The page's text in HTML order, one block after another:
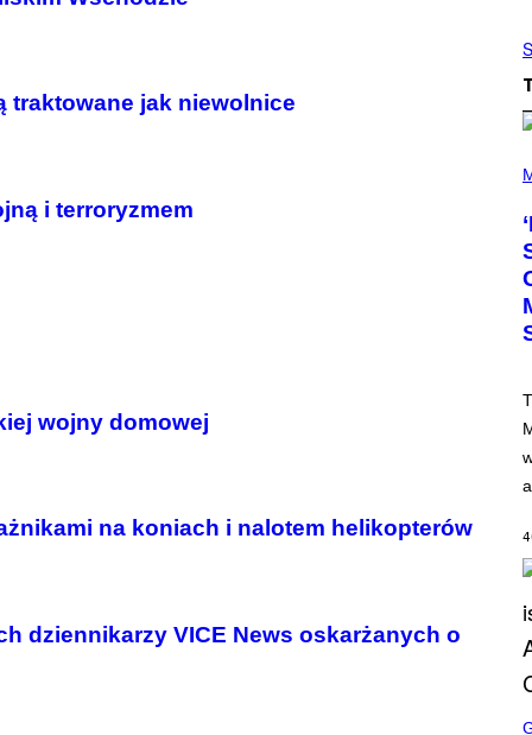
traktowane jak niewolnice
i terroryzmem
wojny domowej
na koniach i nalotem helikopterów
dziennikarzy VICE News oskarżanych o
H
O
B
Y
N
I
C
K
A
M
/
G
T
Y
I
M
A
E
C